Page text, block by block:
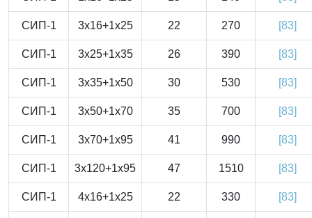
СИП-1 3x16+1x25 22 270 [83]
СИП-1 3x25+1x35 26 390 [83]
СИП-1 3x35+1x50 30 530 [83]
СИП-1 3x50+1x70 35 700 [83]
СИП-1 3x70+1x95 41 990 [83]
СИП-1 3x120+1x95 47 1510 [83]
СИП-1 4x16+1x25 22 330 [83]